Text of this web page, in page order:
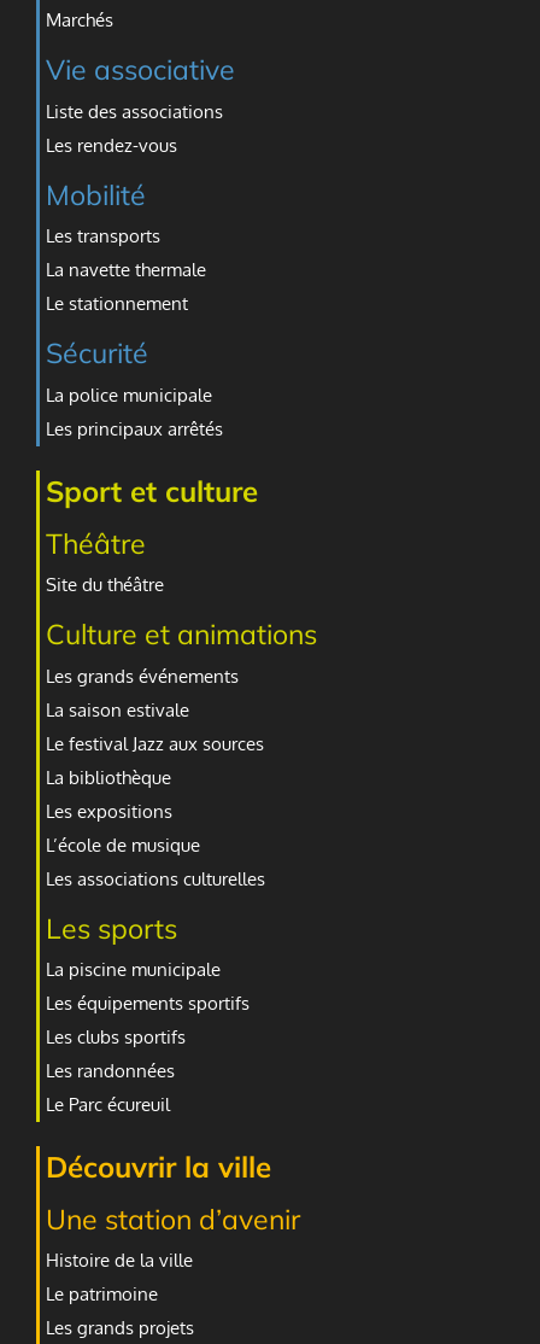
Marchés
Vie associative
Liste des associations
Les rendez-vous
Mobilité
Les transports
La navette thermale
Le stationnement
Sécurité
La police municipale
Les principaux arrêtés
Sport et culture
Théâtre
Site du théâtre
Culture et animations
Les grands événements
La saison estivale
Le festival Jazz aux sources
La bibliothèque
Les expositions
L’école de musique
Les associations culturelles
Les sports
La piscine municipale
Les équipements sportifs
Les clubs sportifs
Les randonnées
Le Parc écureuil
Découvrir la ville
Une station d’avenir
Histoire de la ville
Le patrimoine
Les grands projets